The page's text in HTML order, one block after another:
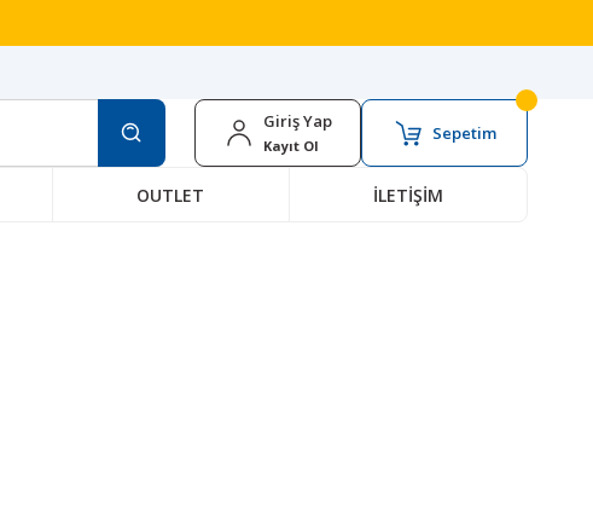
Giriş Yap
Kayıt Ol
Sepetim
OUTLET İLETİŞİM